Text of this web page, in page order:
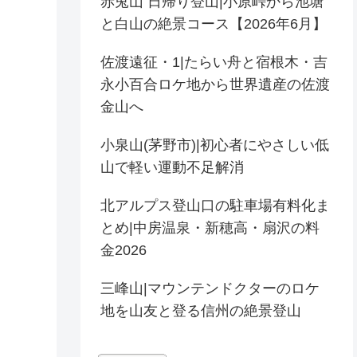
と白山の絶景コース【2026年6月】
佐渡遠征・1|たらい舟と宿根木・吉
永小百合ロケ地から世界遺産の佐渡
金山へ
小泉山(茅野市)|初心者にやさしい低
山で軽い運動不足解消
北アルプス登山口の駐車場有料化ま
とめ|中房温泉・新穂高・扇沢の料
金2026
三峰山|マウンテンドクターのロケ
地を山友と登る信州の絶景登山